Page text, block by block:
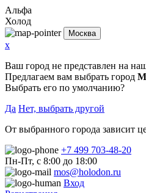
Альфа
Холод
Москва
x
Ваш город не представлен на
Предлагаем вам выбрать город
Выбрать его по умолчанию?
Да Нет, выбрать другой
От выбранного города зависит
+7 499 703-48-20
Пн-Пт, с 8:00 до 18:00
mos@holodon.ru
Вход